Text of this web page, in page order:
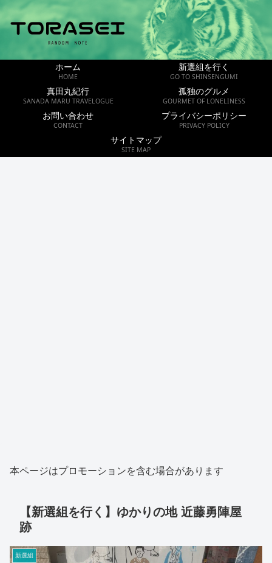
ホーム
HOME
新選組を行く
GO TO SHINSENGUMI
真田丸紀行
SANADA MARU TRAVELOGUE
孤独のグルメ
GOURMET OF LONELINESS
お問い合わせ
CONTACT
プライバシーポリシー
PRIVACY POLICY
サイトマップ
SITE MAP
本ページはプロモーションを含む場合があります
【新選組を行く】ゆかりの地 近藤勇陣屋
跡
新選組